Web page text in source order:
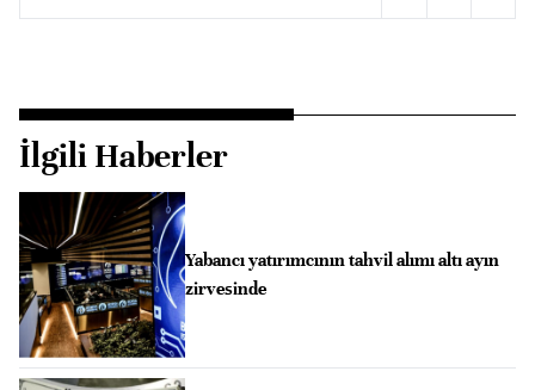
İlgili Haberler
Yabancı yatırımcının tahvil alımı altı ayın
zirvesinde